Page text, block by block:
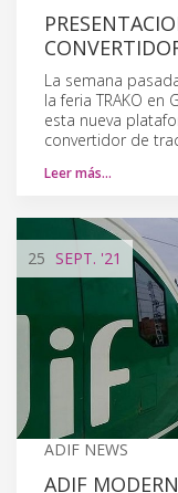
La semana
la feria TRAKO en
esta nueva
convertidor de
Leer más…
25 SEPT. '21
ADIF NEWS
ADIF